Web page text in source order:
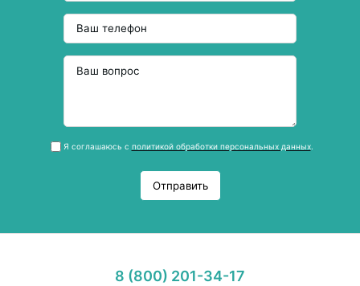
Я соглашаюсь с политикой обработки персональных данных.
Отправить
8 (800) 201-34-17